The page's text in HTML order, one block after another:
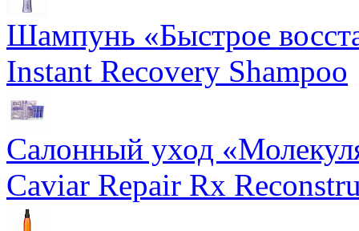
Шампунь «Быстрое
Instant Recovery Shampoo
Салонный уход
Caviar Repair Rx